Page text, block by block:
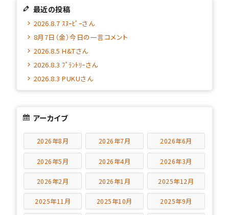
最近の投稿
2026.8.7 ｽﾇｰﾋﾟｰさん
8月7日（金）今日の一言コメント
2026.8.5 H&Tさん
2026.8.3 ﾌﾟﾗﾝﾄﾘｰさん
2026.8.3 PUKUさん
アーカイブ
2026年8月 2026年7月 2026年6月
2026年5月 2026年4月 2026年3月
2026年2月 2026年1月 2025年12月
2025年11月 2025年10月 2025年9月